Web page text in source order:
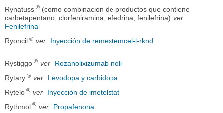
Rynatuss ® (como combinacion de productos que contiene
carbetapentano, clorfeniramina, efedrina, fenilefrina) ver
Fenilefrina
Ryoncil ® ver Inyección de remestemcel-l-rknd
Rystiggo ® ver
Rozanolixizumab-noli
Rytary ® ver
Levodopa y carbidopa
Rytelo ® ver
Inyección de imetelstat
Rythmol ® ver
Propafenona